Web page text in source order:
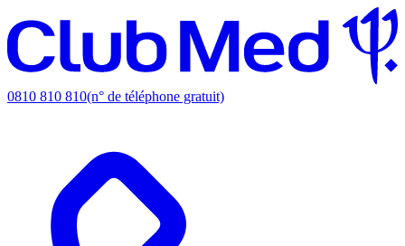
0810 810 810(n° de téléphone gratuit)